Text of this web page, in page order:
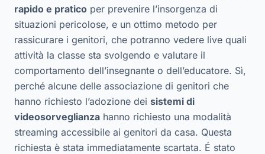
rapido e pratico per prevenire l’insorgenza di
situazioni pericolose, e un ottimo metodo per
rassicurare i genitori, che potranno vedere live quali
attività la classe sta svolgendo e valutare il
comportamento dell’insegnante o dell’educatore. Sì,
perché alcune delle associazione di genitori che
hanno richiesto l’adozione dei sistemi di
videosorveglianza hanno richiesto una modalità
streaming accessibile ai genitori da casa. Questa
richiesta è stata immediatamente scartata. É stato